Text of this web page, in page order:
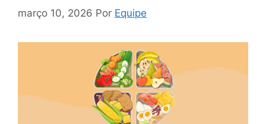
março 10, 2026 Por Equipe